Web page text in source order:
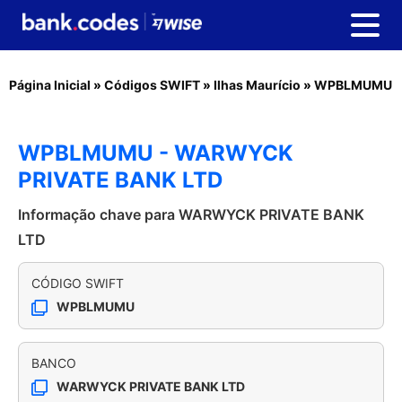
Página Inicial » Códigos SWIFT » Ilhas Maurício » WPBLMUMU
WPBLMUMU - WARWYCK
PRIVATE BANK LTD
Informação chave para WARWYCK PRIVATE BANK
LTD
CÓDIGO SWIFT
WPBLMUMU
BANCO
WARWYCK PRIVATE BANK LTD